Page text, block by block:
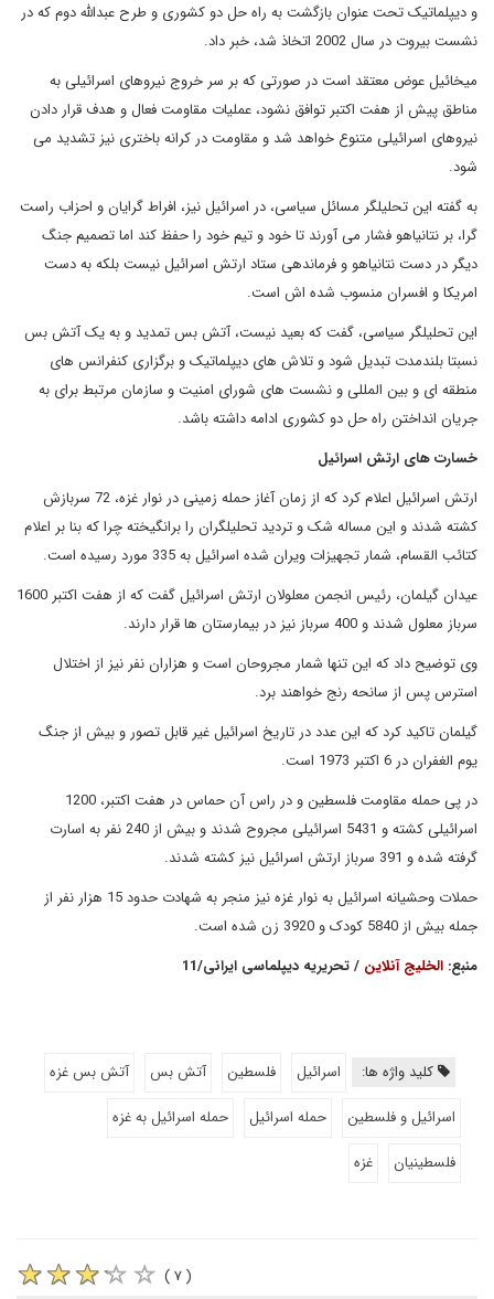
و دیپلماتیک تحت عنوان بازگشت به راه حل دو کشوری و طرح عبدالله دوم که در
نشست بیروت در سال 2002 اتخاذ شد، خبر داد.
میخائیل عوض معتقد است در صورتی که بر سر خروج نیروهای اسرائیلی به
مناطق پیش از هفت اکتبر توافق نشود، عملیات مقاومت فعال و هدف قرار دادن
نیروهای اسرائیلی متنوع خواهد شد و مقاومت در کرانه باختری نیز تشدید می
شود.
به گفته این تحلیلگر مسائل سیاسی، در اسرائیل نیز، افراط گرایان و احزاب راست
گرا، بر نتانیاهو فشار می آورند تا خود و تیم خود را حفظ کند اما تصمیم جنگ
دیگر در دست نتانیاهو و فرماندهی ستاد ارتش اسرائیل نیست بلکه به دست
امریکا و افسران منسوب شده اش است.
این تحلیلگر سیاسی، گفت که بعید نیست، آتش بس تمدید و به یک آتش بس
نسبتا بلندمدت تبدیل شود و تلاش های دیپلماتیک و برگزاری کنفرانس های
منطقه ای و بین المللی و نشست های شورای امنیت و سازمان مرتبط برای به
جریان انداختن راه حل دو کشوری ادامه داشته باشد.
خسارت های ارتش اسرائیل
ارتش اسرائیل اعلام کرد که از زمان آغاز حمله زمینی در نوار غزه، 72 سربازش
کشته شدند و این مساله شک و تردید تحلیلگران را برانگیخته چرا که بنا بر اعلام
کتائب القسام، شمار تجهیزات ویران شده اسرائیل به 335 مورد رسیده است.
عیدان گیلمان، رئیس انجمن معلولان ارتش اسرائیل گفت که از هفت اکتبر 1600
سرباز معلول شدند و 400 سرباز نیز در بیمارستان ها قرار دارند.
وی توضیح داد که این تنها شمار مجروحان است و هزاران نفر نیز از اختلال
استرس پس از سانحه رنج خواهند برد.
گیلمان تاکید کرد که این عدد در تاریخ اسرائیل غیر قابل تصور و بیش از جنگ
یوم الغفران در 6 اکتبر 1973 است.
در پی حمله مقاومت فلسطین و در راس آن حماس در هفت اکتبر، 1200
اسرائیلی کشته و 5431 اسرائیلی مجروح شدند و بیش از 240 نفر به اسارت
گرفته شده و 391 سرباز ارتش اسرائیل نیز کشته شدند.
حملات وحشیانه اسرائیل به نوار غزه نیز منجر به شهادت حدود 15 هزار نفر از
جمله بیش از 5840 کودک و 3920 زن شده است.
منبع: الخلیج آنلاین / تحریریه دیپلماسی ایرانی/11
کلید واژه ها: اسرائیل فلسطین آتش بس
آتش بس غزه
اسرائیل و فلسطین
حمله اسرائیل
حمله اسرائیل به غزه
فلسطینیان
غزه
( ۷ )